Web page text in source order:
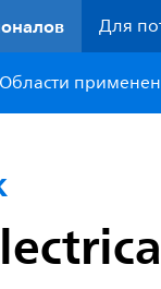
Для
Области